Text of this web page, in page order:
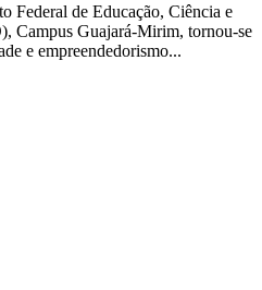
Federal de Educação, Ciência e
Campus Guajará-Mirim, tornou-se
e empreendedorismo...